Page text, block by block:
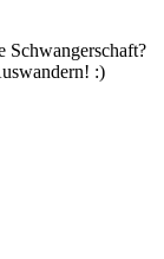
Schwangerschaft?
:)